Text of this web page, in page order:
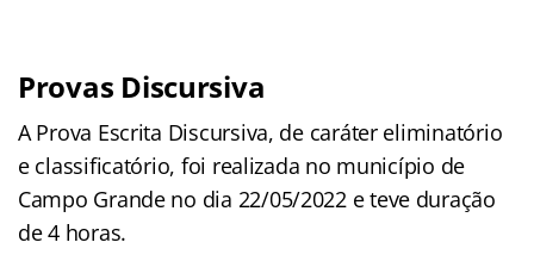
Provas Discursiva
A Prova Escrita Discursiva, de caráter eliminatório
e classificatório, foi realizada no município de
Campo Grande no dia 22/05/2022 e teve duração
de 4 horas.